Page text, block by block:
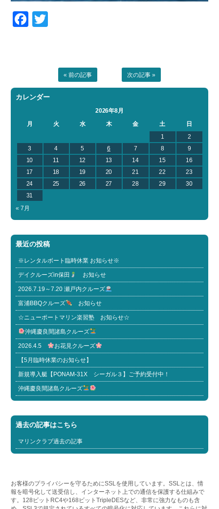
Facebook
« 前の記事 次の記事 »
カレンダー
2026年8月
月
火 水 木 金 土
日
1
2
3
4 5 6 7 8
9
10
11 12 13 14 15
16
17
18 19 20 21 22
23
24
25 26 27 28 29
30
31
« 7月
最近の投稿
※レンタルボート臨時休業 お知らせ※
デイクルーズin保田 お知らせ
2026.7.19～7.20 瀬戸内クルーズ
富浦BBQクルーズ お知らせ
☆ニューポートマリン楽習塾 お知らせ☆
沖縄慶良間諸島クルーズ
2026.4.5 お花見クルーズ
【5月臨時休業のお知らせ】
新規導入艇【PONAM-31X シーガル３】ご予約受付中！
沖縄慶良間諸島クルーズ
過去の記事はこちら
マリンクラブ過去の記事
お客様のプライバシーを守るためにSSLを使用しています。SSLとは、情
報を暗号化して送受信し、インターネット上での通信を保護する仕組みで
す。128ビットRC4や168ビットTripleDESなど、非常に強力なものも含